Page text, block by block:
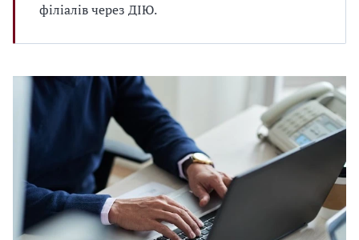
філіалів через ДІЮ.